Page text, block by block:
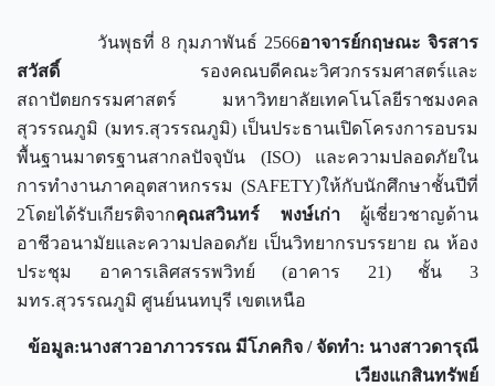
วันพุธที่ 8 กุมภาพันธ์ 2566อาจารย์กฤษณะ จิรสาร
สวัสดิ์ รองคณบดีคณะวิศวกรรมศาสตร์และ
สถาปัตยกรรมศาสตร์ มหาวิทยาลัยเทคโนโลยีราชมงคล
สุวรรณภูมิ (มทร.สุวรรณภูมิ) เป็นประธานเปิดโครงการอบรม
พื้นฐานมาตรฐานสากลปัจจุบัน (ISO) และความปลอดภัยใน
การทำงานภาคอุตสาหกรรม (SAFETY)ให้กับนักศึกษาชั้นปีที่
2โดยได้รับเกียรติจากคุณสวินทร์ พงษ์เก่าผู้เชี่ยวชาญด้าน
อาชีวอนามัยและความปลอดภัย เป็นวิทยากรบรรยาย ณ ห้อง
ประชุม อาคารเลิศสรรพวิทย์ (อาคาร 21) ชั้น 3
มทร.สุวรรณภูมิ ศูนย์นนทบุรี เขตเหนือ
ข้อมูล:นางสาวอาภาวรรณ มีโภคกิจ / จัดทำ: นางสาวดารุณี
เวียงแกสินทรัพย์